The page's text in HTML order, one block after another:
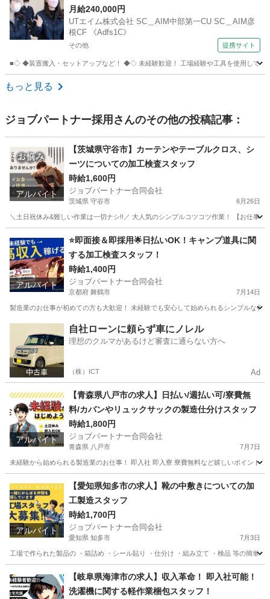
プ・解体・報告書作成・データ入力・メール作成
【社員登用あり】
月給240,000円
UTエイム株式会社 SC＿AIM中部第一CU SC＿AIM彦
根CF 《Adfs1C》
その他 提携サイト
■◇ ◆装置搬入・セットアップなど！ ◆◇ 未経験歓迎！ 工場経験や工具を使用しての
滋賀 その他
もっと見る
ジョブパートナー採用 さんのその他の投稿記事：
アルバイト
【茨城県守谷市】カーテンやテーブルクロス、シ
ーツについての加工検査スタッフ
時給1,600円
ジョブパートナー合同会社
茨城県 守谷市 6月26日
＼土日祝休み&難しい作業は一切ナシ!!／ 大人気のシンプルコツコツ作業！ 【お仕事
工場 スタッフ
アルバイト
⭐即面接＆即採用🌟日払いOK！キャンプ道具に関
する加工検査スタッフ！
時給1,400円
ジョブパートナー合同会社
京都府 舞鶴市 7月14日
製造業のお仕事が初めての方も大歓迎！ 未経験でも安心して始められるシンプルな
工場 スタッフ
自社ローンに頼らず車にノレル
理想のクルマがあるけど審査に通らない方へ
（株）ICT Ad
アルバイト
【青森県八戸市の求人】日払い/週払い可/寮費無
料/カバンやリュックサックの製造仕分けスタッフ
時給1,800円
ジョブパートナー合同会社
青森県 八戸市 7月7日
未経験から始められる製造業のお仕事！ 即入社 即入寮 寮費無料など嬉しいポイント
工場 個室
アルバイト
【愛知県知多市の求人】靴の中敷きについての加
工製造スタッフ
時給1,700円
ジョブパートナー合同会社
愛知県 知多市 7月3日
工場で作られた製品の ・箱詰め ・シール貼り ・仕分け ・組み立て ・検品 等の簡単
工場 個室
【岐阜県海津市の求人】収入革命！ 即入社可能！
洗濯機に関する軽作業梱包スタッフ！